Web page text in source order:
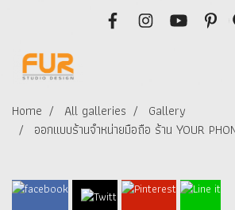
Home All galleries
Gallery
ออกแบบร้านจำหน่ายมือถือ ร้าน YOUR